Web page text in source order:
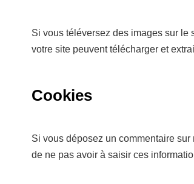
Si vous téléversez des images sur le
votre site peuvent télécharger et
Cookies
Si vous déposez un commentaire
de ne pas avoir à saisir ces